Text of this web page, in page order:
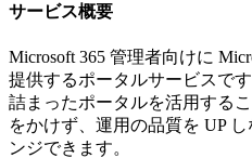
サービス概要
Microsoft 365 管理者向けに
提供するポータルサービスで
詰まったポータルを活用する
をかけず、運用の品質を UP
ンジできます。